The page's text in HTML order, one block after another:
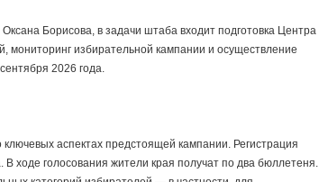
Борисова, в задачи штаба входит подготовка Центра
избирательной кампании и осуществление
2026 года.
аспектах предстоящей кампании. Регистрация
ходе голосования жители края получат по два бюллетеня.